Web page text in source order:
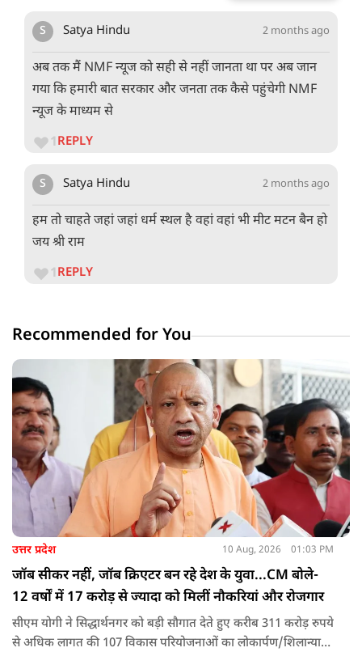
S Satya Hindu 2 months ago
अब तक मैं NMF न्यूज को सही से नहीं जानता था पर अब जान
गया कि हमारी बात सरकार और जनता तक कैसे पहुंचेगी NMF
न्यूज के माध्यम से
1 REPLY
S Satya Hindu 2 months ago
हम तो चाहते जहां जहां धर्म स्थल है वहां वहां भी मीट मटन बैन हो
जय श्री राम
1 REPLY
Recommended for You
उत्तर प्रदेश 10 Aug, 2026 01:03 PM
जॉब सीकर नहीं, जॉब क्रिएटर बन रहे देश के युवा...CM बोले-
12 वर्षों में 17 करोड़ से ज्यादा को मिलीं नौकरियां और रोजगार
सीएम योगी ने सिद्धार्थनगर को बड़ी सौगात देते हुए करीब 311 करोड़ रुपये
से अधिक लागत की 107 विकास परियोजनाओं का लोकार्पण/शिलान्यास